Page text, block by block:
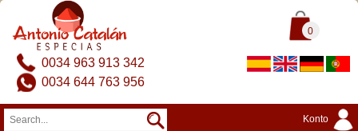
0
0034 963 913 342
0034 644 763 956
Konto